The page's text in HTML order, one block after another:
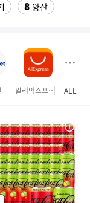
8 양산
차량햇빛가리개
18 벤츠S용품ALL
알리익스프레스 하이